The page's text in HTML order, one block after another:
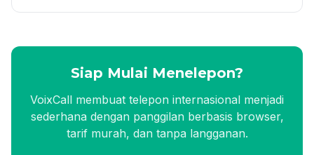
Siap Mulai Menelepon?
VoixCall membuat telepon internasional menjadi
sederhana dengan panggilan berbasis browser,
tarif murah, dan tanpa langganan.